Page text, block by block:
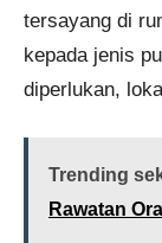
tersayang di
kepada jenis
diperlukan,
Trending
Rawatan